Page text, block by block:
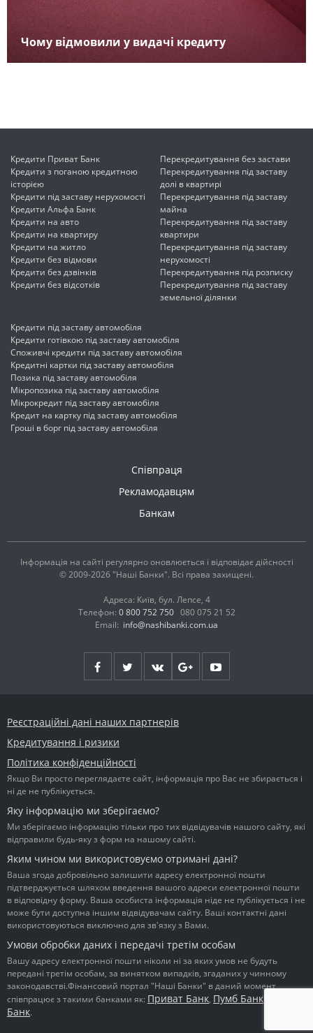
Чому відмовили у видачі кредиту
Кредити Приват Банк
Кредити з поганою кредитною
історією
Кредити під заставу нерухомості
Кредити Альфа Банк
Кредити на авто
Кредити на квартиру
Кредити на житло
Кредити без відмови
Кредити без дзвінків
Кредити без відсотків
Перекредитування без застави
Перекредитування під заставу
долі в квартирі
Перекредитування під заставу
майна
Перекредитування під заставу
квартири
Перекредитування під заставу
нерухомості
Перекредитування під розписку
Перекредитування під заставу
земельної ділянки
Кредити під заставу автомобіля
Кредити готівкою під заставу автомобіля
Споживчі кредити під заставу автомобіля
Кредитні картки під заставу автомобіля
Позика під заставу автомобіля
Мікропозика під заставу автомобіля
Мікрокредит під заставу автомобіля
Кредит на картку під заставу автомобіля
Гроші в борг під заставу автомобіля
Співпраця
Рекламодавцям
Банкам
Інформація на сайті регулярно оновлюється і відповідає дійсності
© 2009-2026 "Наші Банки". Всі права захищені.
Адреса: Київ, бул. Лепсе, 4
Телефон: 0 800 752 750 080 075 21 52
Email: info@nashibanki.com.ua
Реєстраційні дані наших партнерів
Кредитування і ризики
Політика конфіденційності
Якщо Ви просто переглядаєте сайт, інформація про Вас не збирається і
ні де не публікується.
Яку інформацію ми зберігаємо?
Ми зберігаємо інформацію тільки про тих відвідувачів нашого сайту, які
відправили будь-яку з форм на нашому сайті.
Яким чином ми використовуємо отримані дані?
Ваша згода добровільно залишити адресу електронної пошти
підтверджується шляхом введення вашого адреси електронної пошти
в відповідну форму. Ваша особиста інформація ніде не публікується і не
може бути доступна іншим відвідувачам сайту. Ваші контактні дані
використовуються виключно для зв'язку з Вами.
Умови обробки даних і передачі третім особам
Вашу адресу електронної пошти ніколи ні за яких умов не будуть
передані третім особам, за винятком випадків, згаданих у чинному
законодавстві.Фінансовий портал "Наші Банки" в даний момент
співпрацює з такими банками як: Приват Банк, Пумб Банк
Банк.